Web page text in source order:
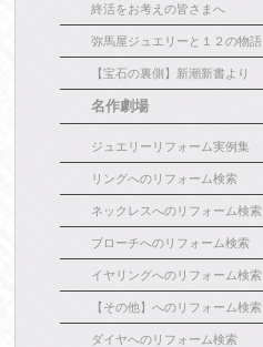
終活をお考えの皆さまへ
弥馬屋ジュエリーと１２の物語
【宝石の裏側】新潮新書より
名作劇場
ジュエリーリフォーム実例集
リングへのリフォーム検索
ネックレスへのリフォーム検索
ブローチへのリフォーム検索
イヤリングへのリフォーム検索
【その他】へのリフォーム検索
ダイヤへのリフォーム検索